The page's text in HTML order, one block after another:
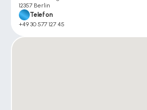
12357 Berlin
Telefon
+49 30 577 127 45